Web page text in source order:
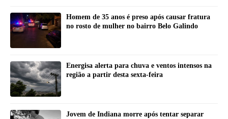
Homem de 35 anos é preso após causar fratura
no rosto de mulher no bairro Belo Galindo
Energisa alerta para chuva e ventos intensos na
região a partir desta sexta-feira
Jovem de Indiana morre após tentar separar